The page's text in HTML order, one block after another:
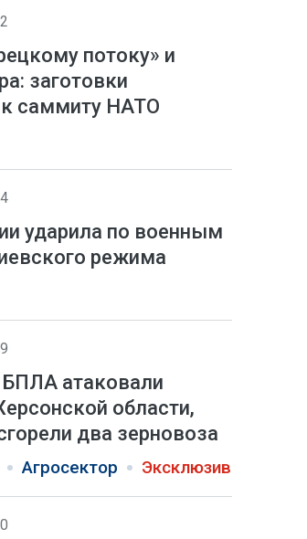
потоку» и
заготовки
к саммиту НАТО
ударила по военным
режима
атаковали
области,
два зерновоза
Агросектор Эксклюзив